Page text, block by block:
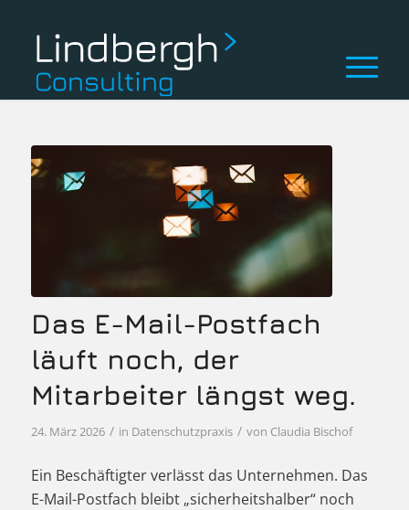
Das E-Mail-Postfach
läuft noch, der
Mitarbeiter längst weg.
24. März 2026 / in Datenschutzpraxis / von Claudia Bischof
Ein Beschäftigter verlässt das Unternehmen. Das
E-Mail-Postfach bleibt „sicherheitshalber“ noch